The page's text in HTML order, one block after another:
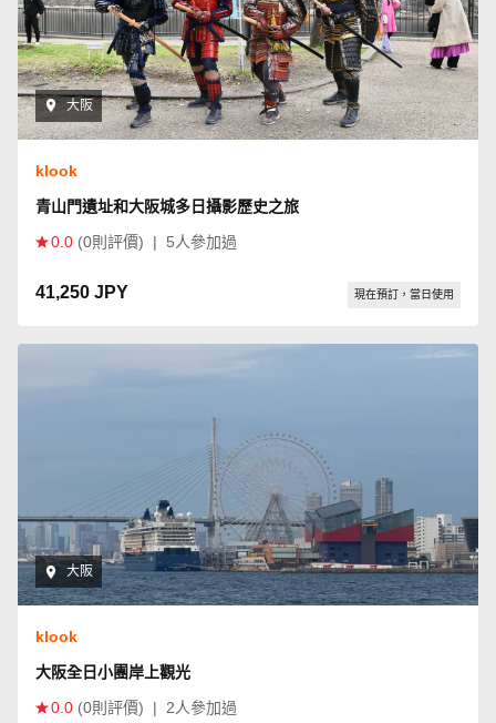
大阪
klook
青山門遺址和大阪城多日攝影歷史之旅
0.0 (0則評價) | 5人參加過
41,250 JPY 現在預訂，當日使用
大阪
klook
大阪全日小團岸上觀光
0.0 (0則評價) | 2人參加過